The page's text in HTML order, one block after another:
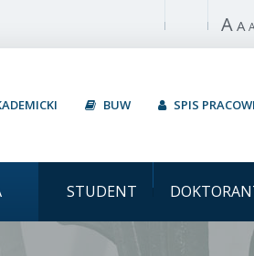
Włącz A A
BUW SPIS
STUDENT